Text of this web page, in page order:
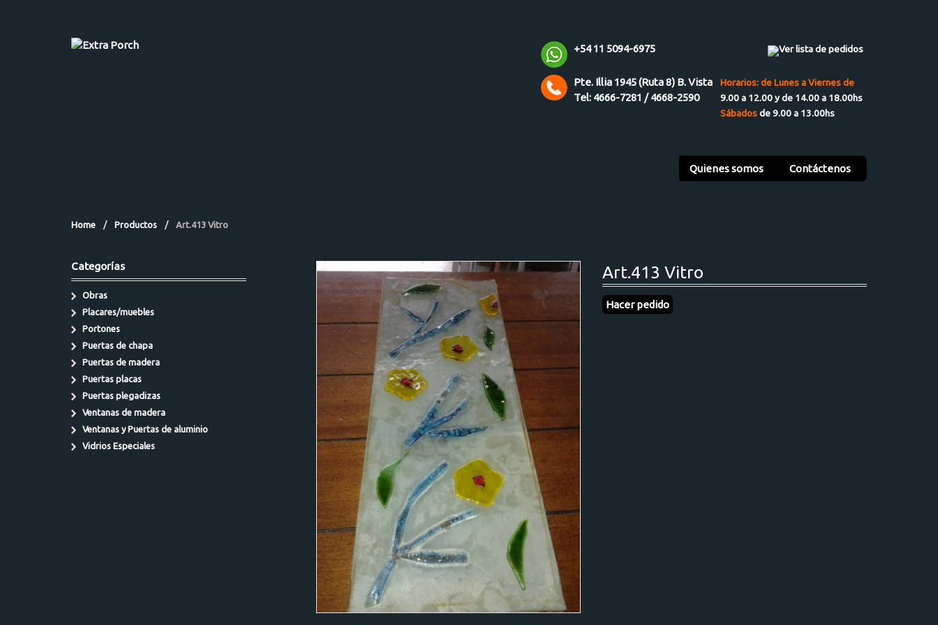
+54 11 5094-6975 Ver lista de pedidos
Pte. Illia 1945 (Ruta 8) B. Vista
Tel: 4666-7281 / 4668-2590
Horarios: de Lunes a Viernes de
9.00 a 12.00 y de 14.00 a 18.00hs
Sábadosde 9.00 a 13.00hs
Quienes somos Contáctenos
Home / Productos / Art.413 Vitro
Art.413 Vitro
Hacer pedido
Categorías
Obras
Placares/muebles
Portones
Puertas de chapa
Puertas de madera
Puertas placas
Puertas plegadizas
Ventanas de madera
Ventanas y Puertas de aluminio
Vidrios Especiales